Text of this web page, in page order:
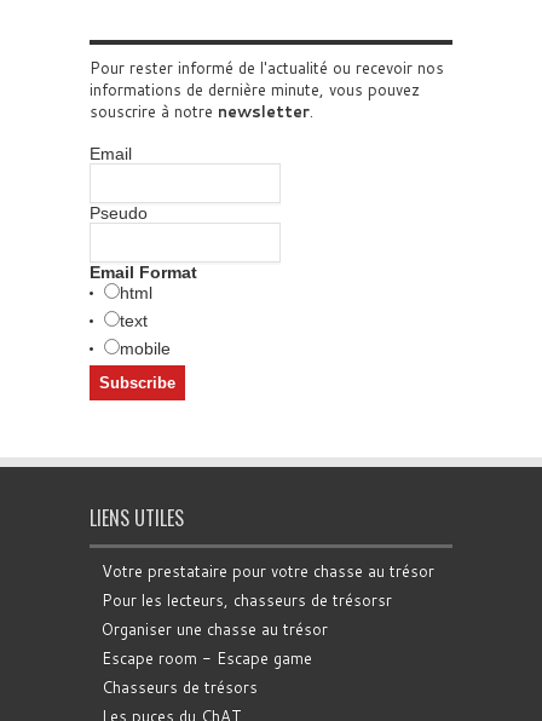
Pour rester informé de l'actualité ou recevoir nos
informations de dernière minute, vous pouvez
souscrire à notre newsletter.
Email
Pseudo
Email Format
html
text
mobile
LIENS UTILES
Votre prestataire pour votre chasse au trésor
Pour les lecteurs, chasseurs de trésorsr
Organiser une chasse au trésor
Escape room - Escape game
Chasseurs de trésors